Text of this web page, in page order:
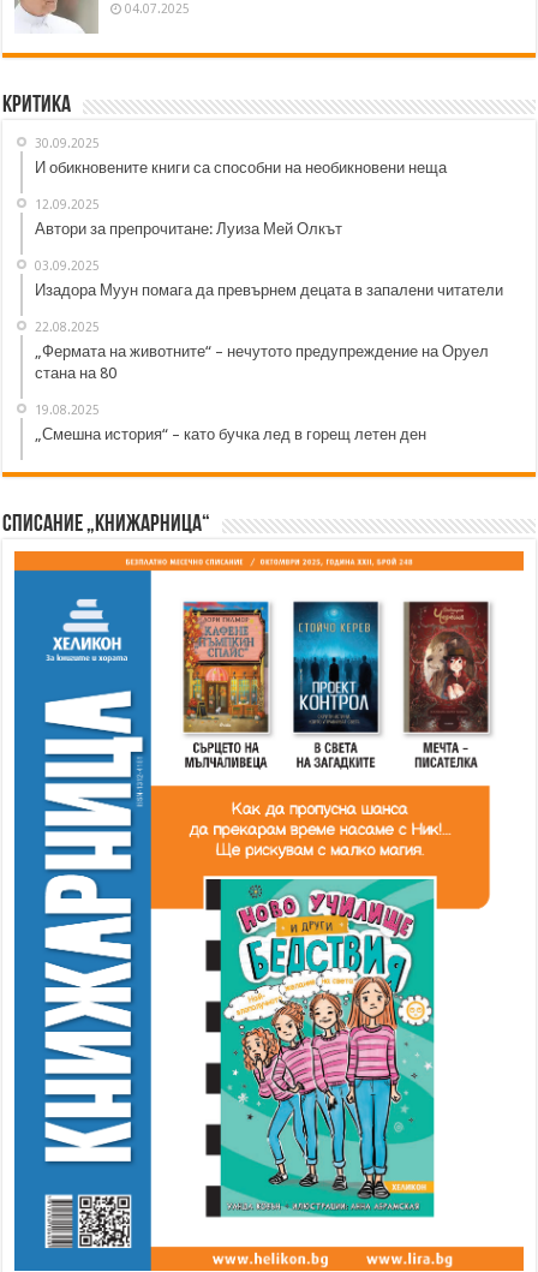
04.07.2025
Критика
30.09.2025
И обикновените книги са способни на необикновени неща
12.09.2025
Автори за препрочитане: Луиза Мей Олкът
03.09.2025
Изадора Муун помага да превърнем децата в запалени читатели
22.08.2025
„Фермата на животните“ – нечутото предупреждение на Оруел
стана на 80
19.08.2025
„Смешна история“ – като бучка лед в горещ летен ден
Списание „Книжарница“